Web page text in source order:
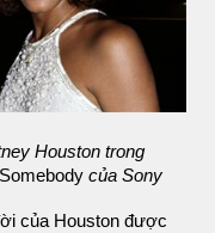
Houston trong
của Sony
của Houston được